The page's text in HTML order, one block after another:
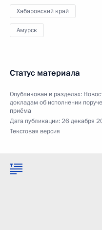
Хабаровский край
Амурск
Статус материала
Опубликован в разделах:
докладам об исполнении
приёма
Дата публикации:26 декабря
Текстовая версия